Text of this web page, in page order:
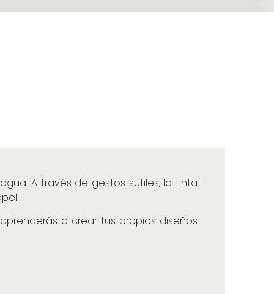
A través de gestos sutiles, la tinta
a crear tus propios diseños